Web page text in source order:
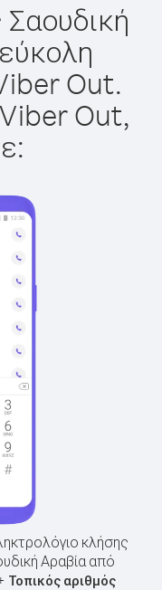
Out.
Out,
κλήσης
Αραβία από
Τοπικός αριθμός